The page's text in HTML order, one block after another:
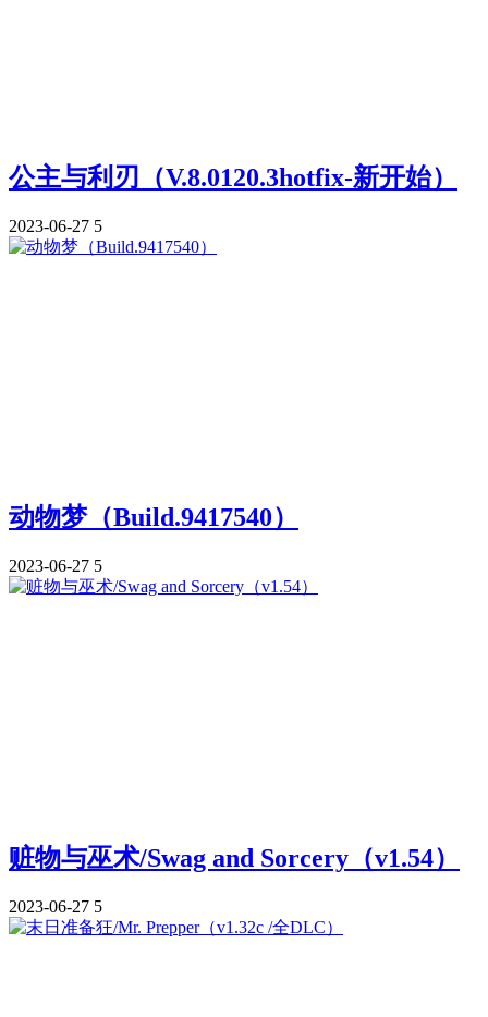
公主与利刃（V.8.0120.3hotfix-新开始）
2023-06-27 5
动物梦（Build.9417540）
2023-06-27 5
赃物与巫术/Swag and Sorcery（v1.54）
2023-06-27 5